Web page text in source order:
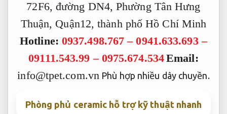
72F6, đường DN4, Phường Tân Hưng
Thuận, Quận12, thành phố Hồ Chí Minh
Hotline: 0937.498.767 – 0941.633.693 –
09111.543.99 – 0975.674.534Email:
info@tpet.com.vn Phù hợp nhiều dây chuyền.
Phòng phủ ceramic hỗ trợ kỹ thuật nhanh